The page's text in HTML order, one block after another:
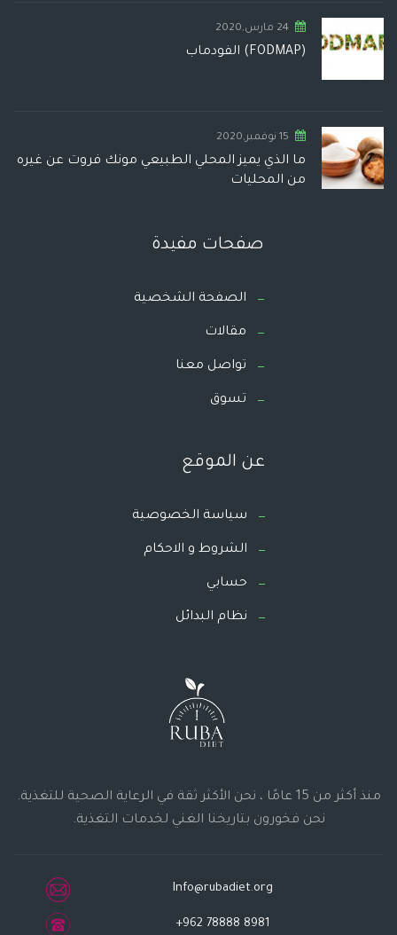
24 مارس,2020
(FODMAP) الفودماب
15 نوفمبر,2020
ما الذي يميز المحلي الطبيعي مونك فروت عن غيره
من المحليات
صفحات مفيدة
الصفحة الشخصية
مقالات
تواصل معنا
تسوق
عن الموقع
سياسة الخصوصية
الشروط و الاحكام
حسابي
نظام البدائل
منذ أكثر من 15 عامًا ، نحن الأكثر ثقة في الرعاية الصحية للتغذية.
نحن فخورون بتاريخنا الغني لخدمات التغذية.
Info@rubadiet.org
+962 78888 8981